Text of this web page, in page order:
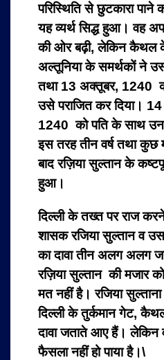
परिस्थिति से छुटकारा पाने
यह व्यर्थ सिद्ध हुआ। वह
की ओर बढ़ी, लेकिन कैथल
अल्तूनिया के समर्थकों ने
तथा 13 अक्तूबर, 1240
उसे पराजित कर दिया।
1240 को पति के साथ
इस तरह तीन वर्ष तथा कुछ
बाद रज़िया सुल्तान के
हुआ।
दिल्ली के तख्त पर राज करने
शासक रजिया सुल्तान व
का दावा तीन अलग अलग
रज़िया सुल्तान की मजार
मत नहीं है। रजिया
दिल्ली के तुर्कमान गेट,
दावा जताते आए हैं। लेकिन
फैसला नहीं हो पाया है।\